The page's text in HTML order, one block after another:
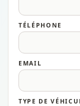
TÉLÉPHONE
EMAIL
TYPE DE